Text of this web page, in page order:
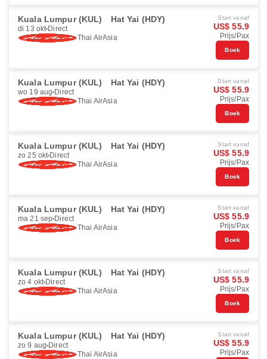
Kuala Lumpur (KUL) Hat Yai (HDY)
di 13 okt Direct
Thai AirAsia
Start vanaf
US$ 55.9
Prijs/Pax
Boek
Kuala Lumpur (KUL) Hat Yai (HDY)
wo 19 aug Direct
Thai AirAsia
Start vanaf
US$ 55.9
Prijs/Pax
Boek
Kuala Lumpur (KUL) Hat Yai (HDY)
zo 25 okt Direct
Thai AirAsia
Start vanaf
US$ 55.9
Prijs/Pax
Boek
Kuala Lumpur (KUL) Hat Yai (HDY)
ma 21 sep Direct
Thai AirAsia
Start vanaf
US$ 55.9
Prijs/Pax
Boek
Kuala Lumpur (KUL) Hat Yai (HDY)
zo 4 okt Direct
Thai AirAsia
Start vanaf
US$ 55.9
Prijs/Pax
Boek
Kuala Lumpur (KUL) Hat Yai (HDY)
zo 9 aug Direct
Thai AirAsia
Start vanaf
US$ 55.9
Prijs/Pax